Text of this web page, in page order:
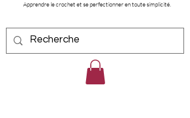
Apprendre le crochet et se perfectionner en toute simplicité.